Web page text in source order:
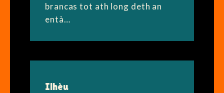
brancas tot ath long deth an
entà…
Ilhèu